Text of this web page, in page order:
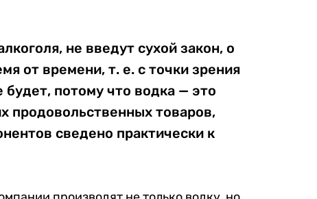
не введут сухой закон, о
от времени, т. е. с точки зрения
потому что водка — это
продовольственных товаров,
сведено практически к